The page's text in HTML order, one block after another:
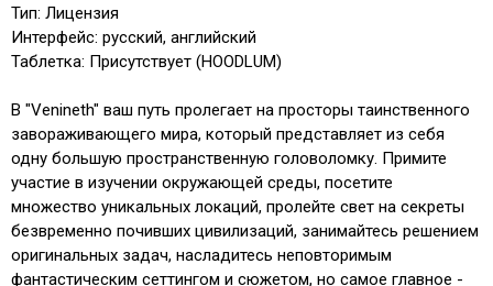
Тип: Лицензия
Интерфейс: русский, английский
Таблетка: Присутствует (HOODLUM)
В "Venineth" ваш путь пролегает на просторы таинственного
завораживающего мира, который представляет из себя
одну большую пространственную головоломку. Примите
участие в изучении окружающей среды, посетите
множество уникальных локаций, пролейте свет на секреты
безвременно почивших цивилизаций, занимайтесь решением
оригинальных задач, насладитесь неповторимым
фантастическим сеттингом и сюжетом, но самое главное -